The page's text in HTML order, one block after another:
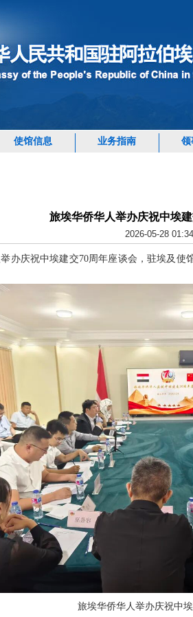
使馆信息 业务指南 领
旅埃华侨华人举办庆祝中埃
2026-05-28 01:34
办庆祝中埃建交70周年座谈会，驻埃及
旅埃华侨华人举办庆祝中